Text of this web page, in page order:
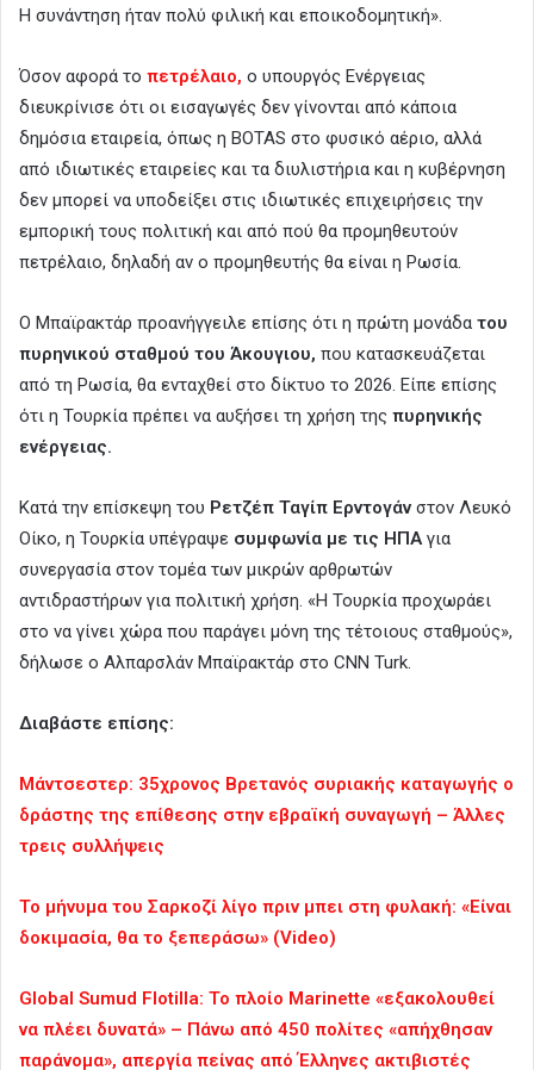
Η συνάντηση ήταν πολύ φιλική και εποικοδομητική».
Όσον αφορά το πετρέλαιο, ο υπουργός Ενέργειας
διευκρίνισε ότι οι εισαγωγές δεν γίνονται από κάποια
δημόσια εταιρεία, όπως η BOTAS στο φυσικό αέριο, αλλά
από ιδιωτικές εταιρείες και τα διυλιστήρια και η κυβέρνηση
δεν μπορεί να υποδείξει στις ιδιωτικές επιχειρήσεις την
εμπορική τους πολιτική και από πού θα προμηθευτούν
πετρέλαιο, δηλαδή αν ο προμηθευτής θα είναι η Ρωσία.
Ο Μπαϊρακτάρ προανήγγειλε επίσης ότι η πρώτη μονάδα του
πυρηνικού σταθμού του Άκουγιου, που κατασκευάζεται
από τη Ρωσία, θα ενταχθεί στο δίκτυο το 2026. Είπε επίσης
ότι η Τουρκία πρέπει να αυξήσει τη χρήση της πυρηνικής
ενέργειας.
Κατά την επίσκεψη του Ρετζέπ Ταγίπ Ερντογάν στον Λευκό
Οίκο, η Τουρκία υπέγραψε συμφωνία με τις ΗΠΑ για
συνεργασία στον τομέα των μικρών αρθρωτών
αντιδραστήρων για πολιτική χρήση. «Η Τουρκία προχωράει
στο να γίνει χώρα που παράγει μόνη της τέτοιους σταθμούς»,
δήλωσε ο Αλπαρσλάν Μπαϊρακτάρ στο CNN Turk.
Διαβάστε επίσης:
Μάντσεστερ: 35χρονος Βρετανός συριακής καταγωγής ο
δράστης της επίθεσης στην εβραϊκή συναγωγή – Άλλες
τρεις συλλήψεις
Το μήνυμα του Σαρκοζί λίγο πριν μπει στη φυλακή: «Είναι
δοκιμασία, θα το ξεπεράσω» (Video)
Global Sumud Flotilla: Το πλοίο Marinette «εξακολουθεί
να πλέει δυνατά» – Πάνω από 450 πολίτες «απήχθησαν
παράνομα», απεργία πείνας από Έλληνες ακτιβιστές